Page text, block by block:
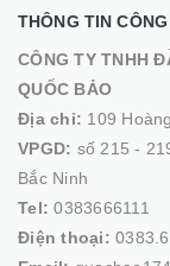
THÔNG TIN
CÔNG TY TNHH
QUỐC BẢO
Địa chỉ: 109
VPGD: số 215 -
Bắc Ninh
Tel:0383666111
Điện thoại: